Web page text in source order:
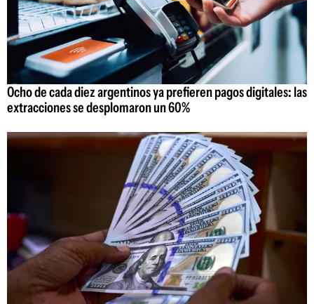
Ocho de cada diez argentinos ya prefieren pagos digitales: las
extracciones se desplomaron un 60%